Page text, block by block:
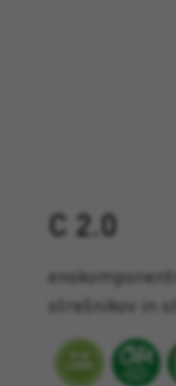
C 2.0
strešnikov in